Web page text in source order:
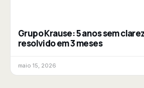
Grupo Krause: 5 anos sem
resolvido em 3 meses
maio 15, 2026